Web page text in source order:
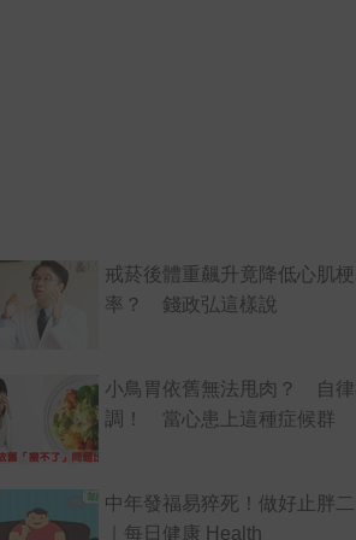
戒菸後體重飆升竟降低心肌
率？ 錢政弘這樣說
小鳥胃依舊無法甩肉？ 自
調！ 當心患上這種症候群
中年發福易猝死！做好止胖
｜每日健康 Health